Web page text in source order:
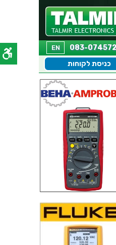
EN
כניסת לקוחות